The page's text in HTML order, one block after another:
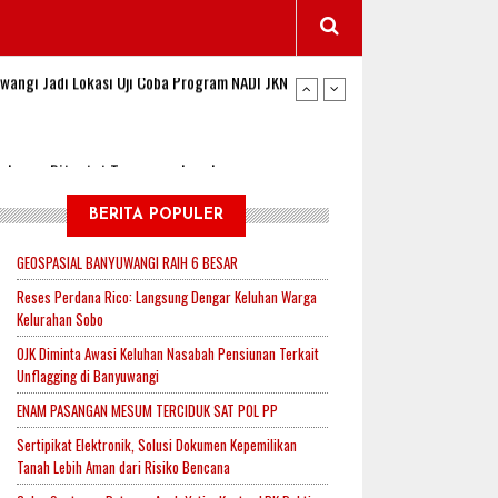
Jadi Lokasi Uji Coba Program NADI JKN
Padi, Proyeksi Hasil Capai 2,4 Ton Gabah
Indonesia.id Perkuat Sinergitas Lewat Ngopi
untuk Mendukung Ketahanan Pangan Nasional
Jadi Lokasi Uji Coba Program NADI JKN
BERITA POPULER
GEOSPASIAL BANYUWANGI RAIH 6 BESAR
Reses Perdana Rico: Langsung Dengar Keluhan Warga
Kelurahan Sobo
OJK Diminta Awasi Keluhan Nasabah Pensiunan Terkait
Unflagging di Banyuwangi
ENAM PASANGAN MESUM TERCIDUK SAT POL PP
Sertipikat Elektronik, Solusi Dokumen Kepemilikan
Tanah Lebih Aman dari Risiko Bencana